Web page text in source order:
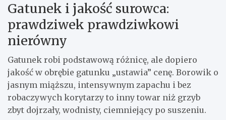
Gatunek i jakość surowca:
prawdziwek prawdziwkowi
nierówny
Gatunek robi podstawową różnicę, ale dopiero
jakość w obrębie gatunku „ustawia” cenę. Borowik o
jasnym miąższu, intensywnym zapachu i bez
robaczywych korytarzy to inny towar niż grzyb
zbyt dojrzały, wodnisty, ciemniejący po suszeniu.